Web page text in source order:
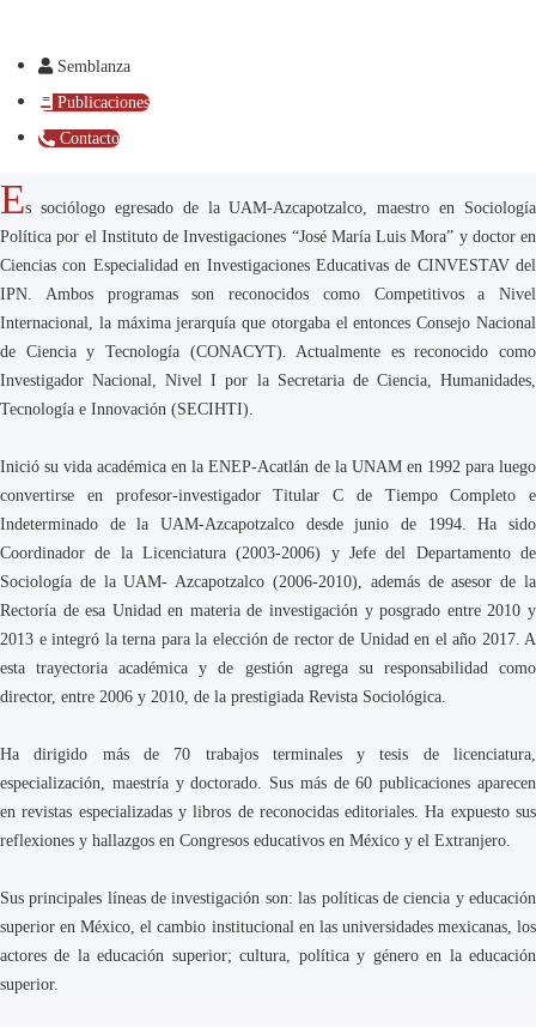
Semblanza
Publicaciones
Contacto
Es sociólogo egresado de la UAM-Azcapotzalco, maestro en Sociología
Política por el Instituto de Investigaciones “José María Luis Mora” y doctor en
Ciencias con Especialidad en Investigaciones Educativas de CINVESTAV del
IPN. Ambos programas son reconocidos como Competitivos a Nivel
Internacional, la máxima jerarquía que otorgaba el entonces Consejo Nacional
de Ciencia y Tecnología (CONACYT). Actualmente es reconocido como
Investigador Nacional, Nivel I por la Secretaria de Ciencia, Humanidades,
Tecnología e Innovación (SECIHTI).
Inició su vida académica en la ENEP-Acatlán de la UNAM en 1992 para luego
convertirse en profesor-investigador Titular C de Tiempo Completo e
Indeterminado de la UAM-Azcapotzalco desde junio de 1994. Ha sido
Coordinador de la Licenciatura (2003-2006) y Jefe del Departamento de
Sociología de la UAM- Azcapotzalco (2006-2010), además de asesor de la
Rectoría de esa Unidad en materia de investigación y posgrado entre 2010 y
2013 e integró la terna para la elección de rector de Unidad en el año 2017. A
esta trayectoria académica y de gestión agrega su responsabilidad como
director, entre 2006 y 2010, de la prestigiada Revista Sociológica.
Ha dirigido más de 70 trabajos terminales y tesis de licenciatura,
especialización, maestría y doctorado. Sus más de 60 publicaciones aparecen
en revistas especializadas y libros de reconocidas editoriales. Ha expuesto sus
reflexiones y hallazgos en Congresos educativos en México y el Extranjero.
Sus principales líneas de investigación son: las políticas de ciencia y educación
superior en México, el cambio institucional en las universidades mexicanas, los
actores de la educación superior; cultura, política y género en la educación
superior.